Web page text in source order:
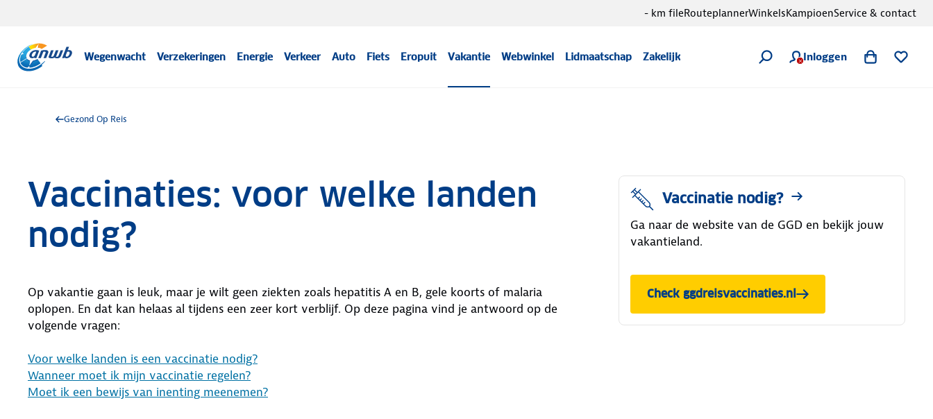
Wegenwacht Verzekeringen Energie Verkeer Auto Fiets Eropuit Vakantie Webwinkel Lidmaatschap Zakelijk Inloggen
- km fileRouteplannerWinkelsKampioenService & contact
Gezond Op Reis
Vaccinaties: voor welke landen
nodig?
Op vakantie gaan is leuk, maar je wilt geen ziekten zoals hepatitis A en B, gele koorts of malaria
oplopen. En dat kan helaas al tijdens een zeer kort verblijf. Op deze pagina vind je antwoord op de
volgende vragen:
Voor welke landen is een vaccinatie nodig?
Wanneer moet ik mijn vaccinatie regelen?
Moet ik een bewijs van inenting meenemen?
Vaccinatie nodig?
Ga naar de website van de GGD en bekijk jouw
vakantieland.
Check ggdreisvaccinaties.nl